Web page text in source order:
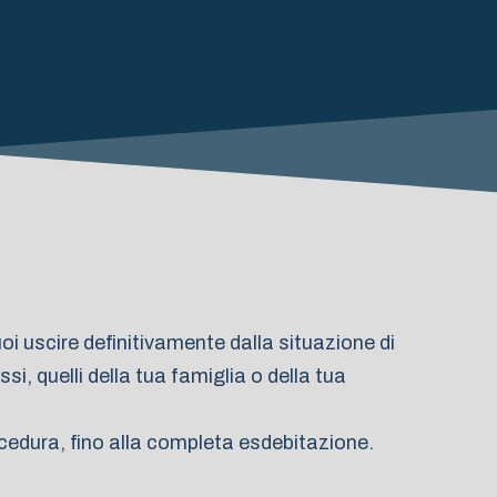
Professionista che
provvede alle
uscire definitivamente dalla situazione di
quelli della tua famiglia o della tua
fino alla completa esdebitazione.